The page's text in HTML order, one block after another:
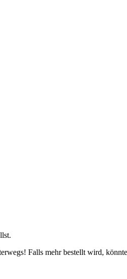
Falls mehr bestellt wird,